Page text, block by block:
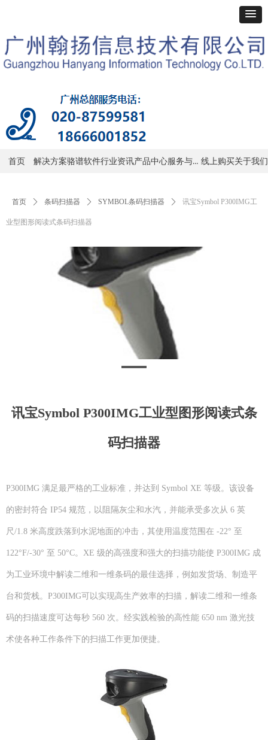
首页 解决方案骆谱软件行业资讯产品中心 服务与支持 线上购买关于我们
首页 ꄲ 条码扫描器 ꄲ SYMBOL条码扫描器 ꄲ 讯宝Symbol P300IMG工
业型图形阅读式条码扫描器
讯宝Symbol P300IMG工业型图形阅读式条
码扫描器
P300IMG 满足最严格的工业标准，并达到 Symbol XE 等级。该设备
的密封符合 IP54 规范，以阻隔灰尘和水汽，并能承受多次从 6 英
尺/1.8 米高度跌落到水泥地面的冲击，其使用温度范围在 -22° 至
122°F/-30° 至 50°C。XE 级的高强度和强大的扫描功能使 P300IMG 成
为工业环境中解读二维和一维条码的最佳选择，例如发货场、制造平
台和货栈。P300IMG可以实现高生产效率的扫描，解读二维和一维条
码的扫描速度可达每秒 560 次。经实践检验的高性能 650 nm 激光技
术使各种工作条件下的扫描工作更加便捷。